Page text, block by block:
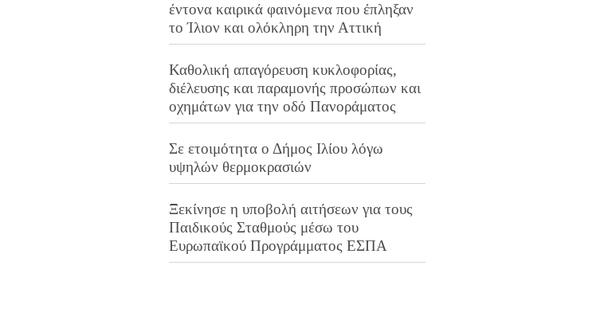
έντονα καιρικά φαινόμενα που έπληξαν
το Ίλιον και ολόκληρη την Αττική
Καθολική απαγόρευση κυκλοφορίας,
διέλευσης και παραμονής προσώπων και
οχημάτων για την οδό Πανοράματος
Σε ετοιμότητα ο Δήμος Ιλίου λόγω
υψηλών θερμοκρασιών
Ξεκίνησε η υποβολή αιτήσεων για τους
Παιδικούς Σταθμούς μέσω του
Ευρωπαϊκού Προγράμματος ΕΣΠΑ